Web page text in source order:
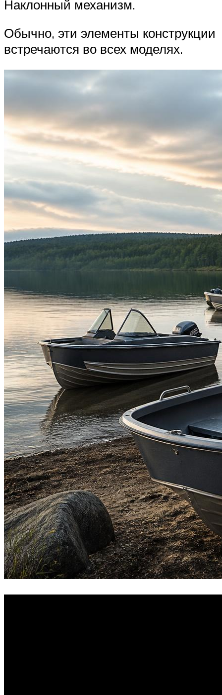
Наклонный механизм.
Обычно, эти элементы конструкции
встречаются во всех моделях.